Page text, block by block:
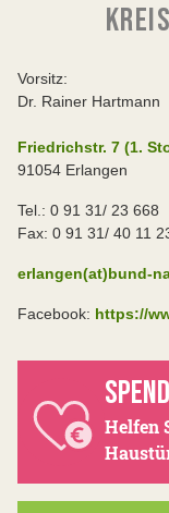
Vorsitz:
Dr. Rainer Hartmann
Friedrichstr. 7 (1.
91054 Erlangen
Tel.: 0 91 31/ 23 668
Fax: 0 91 31/ 40 11
erlangen(at)bund-
Facebook: https://
Helfen